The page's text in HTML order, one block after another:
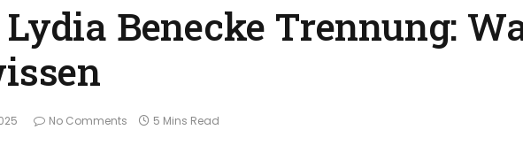
Benecke Trennung:
No Comments 5 Mins Read